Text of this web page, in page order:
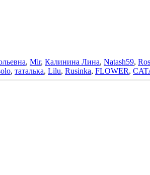
, Mir, Калинина Лина, Natash59,
, таталька, Lilu, Rusinka, FLOWER,